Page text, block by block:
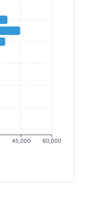
45,000 60,000